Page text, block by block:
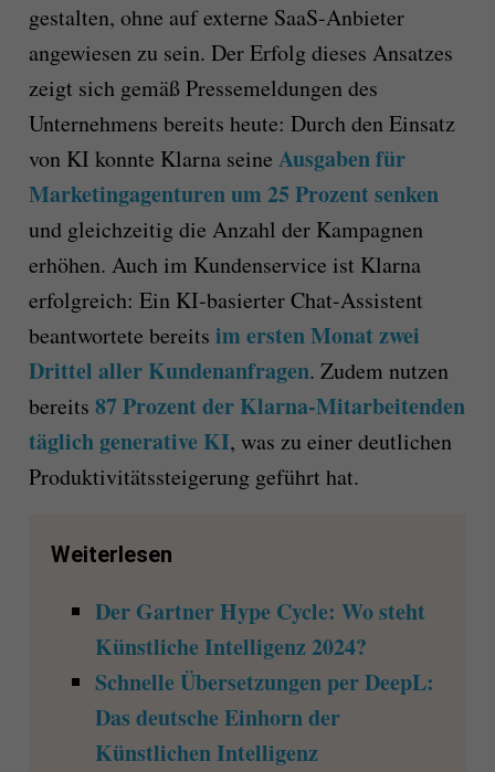
gestalten, ohne auf externe SaaS-Anbieter
angewiesen zu sein. Der Erfolg dieses Ansatzes
zeigt sich gemäß Pressemeldungen des
Unternehmens bereits heute: Durch den Einsatz
von KI konnte Klarna seine Ausgaben für
Marketingagenturen um 25 Prozent senken
und gleichzeitig die Anzahl der Kampagnen
erhöhen. Auch im Kundenservice ist Klarna
erfolgreich: Ein KI-basierter Chat-Assistent
beantwortete bereits im ersten Monat zwei
Drittel aller Kundenanfragen. Zudem nutzen
bereits 87 Prozent der Klarna-Mitarbeitenden
täglich generative KI, was zu einer deutlichen
Produktivitätssteigerung geführt hat.
Weiterlesen
Der Gartner Hype Cycle: Wo steht
Künstliche Intelligenz 2024?
Schnelle Übersetzungen per DeepL:
Das deutsche Einhorn der
Künstlichen Intelligenz